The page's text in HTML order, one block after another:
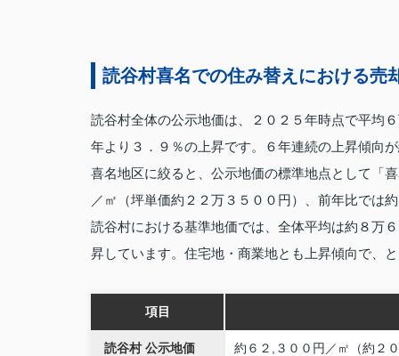
読谷村喜名での住み替えにおける売
読谷村全体の公示地価は、２０２５年時点で平均
年より３．９％の上昇です。６年連続の上昇傾向
喜名地区に絞ると、公示地価の標準地点として「
／㎡（坪単価約２２万３５００円）、前年比では
読谷村における基準地価では、全体平均は約８万
昇しています。住宅地・商業地とも上昇傾向で、
項目
読谷村 公示地価
約６２,３００円／㎡（約２